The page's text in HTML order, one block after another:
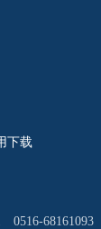
下载
0516-68161093